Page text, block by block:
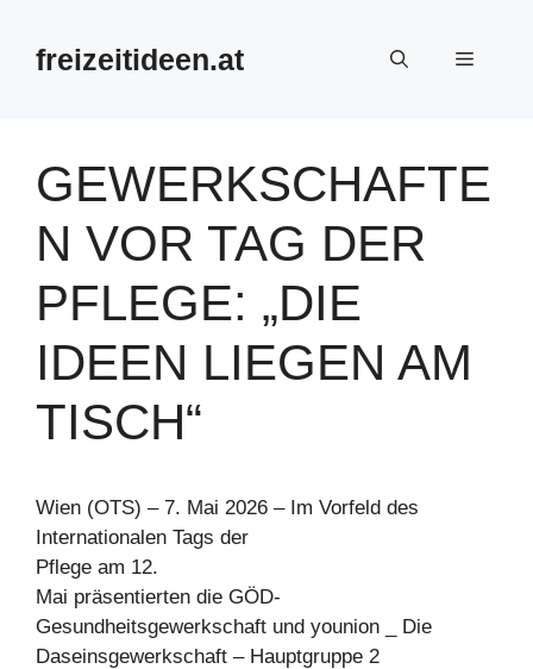
Inhalt
springenfreizeitideen.at Menü
GEWERKSCHAFTE
N VOR TAG DER
PFLEGE: „DIE
IDEEN LIEGEN AM
TISCH“
Wien (OTS) – 7. Mai 2026 – Im Vorfeld des
Internationalen Tags der
Pflege am 12.
Mai präsentierten die GÖD-
Gesundheitsgewerkschaft und younion _ Die
Daseinsgewerkschaft – Hauptgruppe 2